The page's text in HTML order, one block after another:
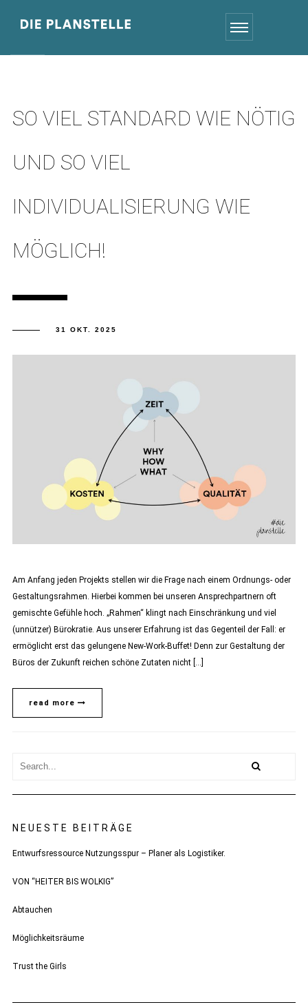
SO VIEL STANDARD WIE NÖTIG
UND SO VIEL
INDIVIDUALISIERUNG WIE
MÖGLICH!
31 OKT. 2025
Am Anfang jeden Projekts stellen wir die Frage nach einem Ordnungs- oder
Gestaltungsrahmen. Hierbei kommen bei unseren Ansprechpartnern oft
gemischte Gefühle hoch. „Rahmen“ klingt nach Einschränkung und viel
(unnützer) Bürokratie. Aus unserer Erfahrung ist das Gegenteil der Fall: er
ermöglicht erst das gelungene New-Work-Buffet! Denn zur Gestaltung der
Büros der Zukunft reichen schöne Zutaten nicht […]
read more
NEUESTE BEITRÄGE
Entwurfsressource Nutzungsspur – Planer als Logistiker.
VON “HEITER BIS WOLKIG”
Abtauchen
Möglichkeitsräume
Trust the Girls